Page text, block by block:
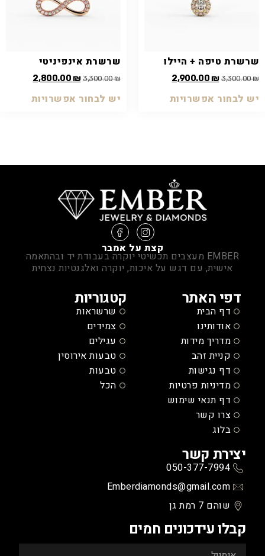
שרשרת טיפה + היילו
3,300.00₪
2,900.00₪
יש לבחור אפשרויות
שרשרת אינפיניטי
3,300.00₪
2,800.00₪
יש לבחור אפשרויות
קבלו עידכונים חמים
יצירת קשר
050-377-7994
Emberdiamonds@gmail.com
שוהם 7 רמת גן
קטגוריות
שרשראות
צמידים
עגילים
טבעות אירוסין
טבעות
הכל
דפי האתר
דף הבית
אודותינו
מדריך מידות
קניית זהב
דף נגישות
מדיניות פרטיות
דף תנאי שימוש
צרו קשר
בלוג
קצת על אמבר
EMBER מעצבים תכשיטי יוקרה בעבודת יד ובהתאמה
אישית, עם דגש על איכות, יוקרה ואלגנטיות נצחית